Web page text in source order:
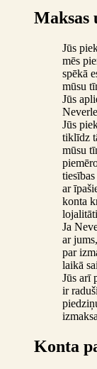
Maksas
Jūs
mēs
spēkā
mūsu
Jūs
Jūs
tiklīdz
mūsu
ar
konta
Ja
ar
par
laikā
Jūs arī
ir
Konta